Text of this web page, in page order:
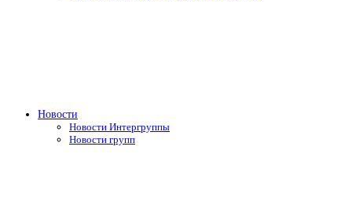
Новости
Новости Интергруппы
Новости групп